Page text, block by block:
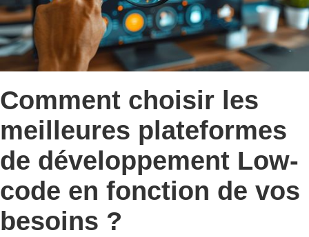
Comment choisir les
meilleures plateformes
de développement Low-
code en fonction de vos
besoins ?